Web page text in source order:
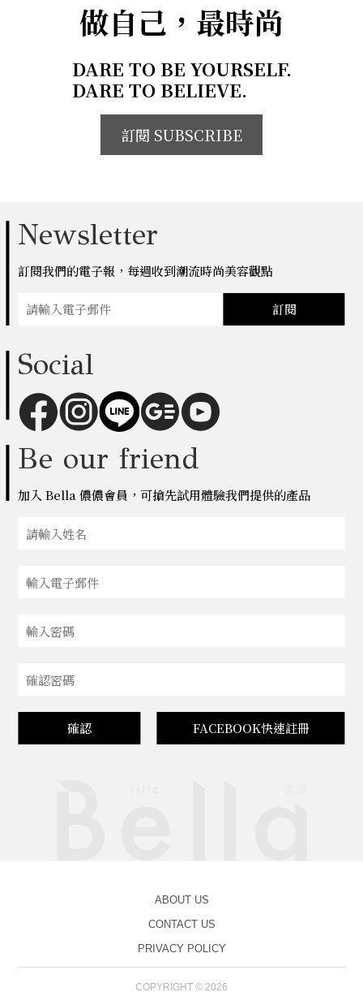
做自己，最時尚
DARE TO BE YOURSELF.
DARE TO BELIEVE.
訂閱 SUBSCRIBE
Newsletter
訂閱我們的電子報，每週收到潮流時尚美容觀點
訂閱
Social
Be our friend
加入 Bella 儂儂會員，可搶先試用體驗我們提供的產品
確認 FACEBOOK快速註冊
ABOUT US
CONTACT US
PRIVACY POLICY
COPYRIGHT © 2026